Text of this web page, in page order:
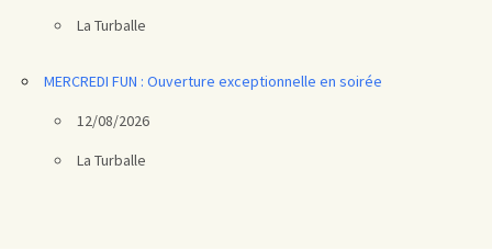
La Turballe
MERCREDI FUN : Ouverture exceptionnelle en soirée
12/08/2026
La Turballe